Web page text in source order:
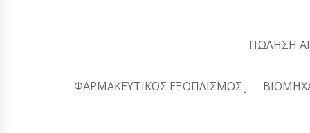
ΠΏΛΗΣΗ
ΦΑΡΜΑΚΕΥΤΙΚΌΣ ΕΞΟΠΛΙΣΜΌΣ